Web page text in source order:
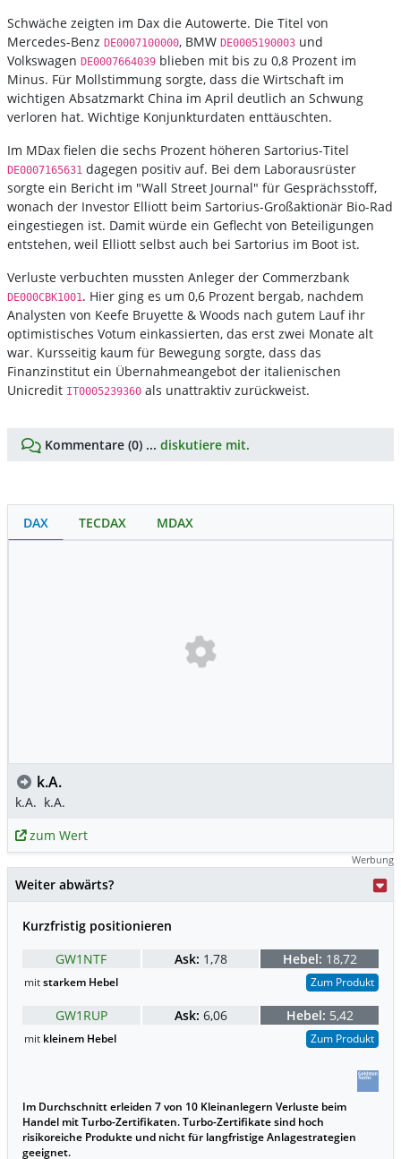
Schwäche zeigten im Dax die Autowerte. Die Titel von
Mercedes-Benz DE0007100000, BMW DE0005190003 und
Volkswagen DE0007664039 blieben mit bis zu 0,8 Prozent im
Minus. Für Mollstimmung sorgte, dass die Wirtschaft im
wichtigen Absatzmarkt China im April deutlich an Schwung
verloren hat. Wichtige Konjunkturdaten enttäuschten.
Im MDax fielen die sechs Prozent höheren Sartorius-Titel
DE0007165631 dagegen positiv auf. Bei dem Laborausrüster
sorgte ein Bericht im "Wall Street Journal" für Gesprächsstoff,
wonach der Investor Elliott beim Sartorius-Großaktionär Bio-Rad
eingestiegen ist. Damit würde ein Geflecht von Beteiligungen
entstehen, weil Elliott selbst auch bei Sartorius im Boot ist.
Verluste verbuchten mussten Anleger der Commerzbank
DE000CBK1001. Hier ging es um 0,6 Prozent bergab, nachdem
Analysten von Keefe Bruyette & Woods nach gutem Lauf ihr
optimistisches Votum einkassierten, das erst zwei Monate alt
war. Kursseitig kaum für Bewegung sorgte, dass das
Finanzinstitut ein Übernahmeangebot der italienischen
Unicredit IT0005239360 als unattraktiv zurückweist.
Kommentare (0) ... diskutiere mit.
DAX TECDAX MDAX
k.A.
k.A. k.A.
zum Wert
Werbung
Weiter abwärts?
Kurzfristig positionieren
GW1NTF
Ask: 1,78 Hebel: 18,72
mitstarkem Hebel Zum Produkt
GW1RUP Ask: 6,06 Hebel: 5,42
mit kleinem Hebel Zum Produkt
Im Durchschnitt erleiden 7 von 10 Kleinanlegern Verluste beim
Handel mit Turbo-Zertifikaten. Turbo-Zertifikate sind hoch
risikoreiche Produkte und nicht für langfristige Anlagestrategien
geeignet.